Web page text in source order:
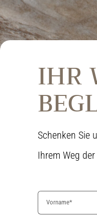
IHR
Schenken Sie
Ihrem Weg der